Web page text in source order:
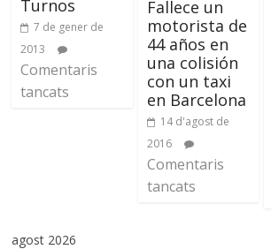
Turnos
7 de gener de
2013
Comentaris
tancats
Fallece un
motorista de
44 años en
una colisión
con un taxi
en Barcelona
14 d'agost de
2016
Comentaris
tancats
agost 2026